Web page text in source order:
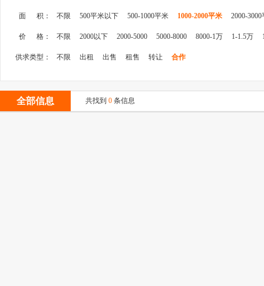
面 积： 不限 500平米以下 500-1000平米 1000-2000平米 2000-3000
价 格： 不限 2000以下 2000-5000 5000-8000 8000-1万 1-1.5万
供求类型： 不限 出租 出售 租售 转让 合作
全部信息 共找到 0 条信息